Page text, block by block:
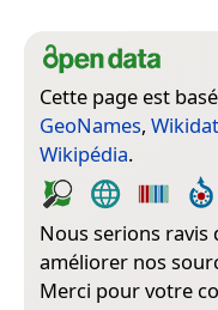
Cette page est
GeoNames,
Wikipédia.
Nous serions
améliorer nos
Merci pour votre